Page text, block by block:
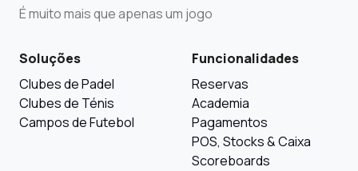
É muito mais que apenas um jogo
Soluções
Clubes de Padel
Clubes de Ténis
Campos de Futebol
Funcionalidades
Reservas
Academia
Pagamentos
POS, Stocks & Caixa
Scoreboards